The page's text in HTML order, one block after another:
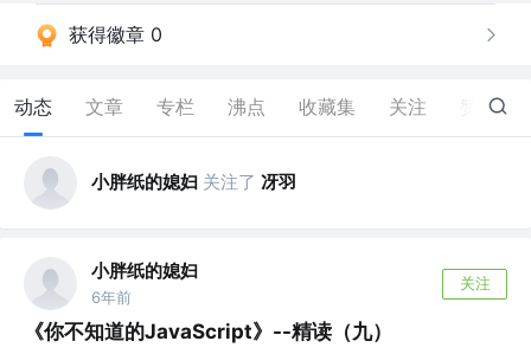
获得徽章 0
动态 文章 专栏 沸点 收藏集 关注 4
小胖纸的媳妇 关注了 冴羽
小胖纸的媳妇
6年前
关注
《你不知道的JavaScript》--精读（九）